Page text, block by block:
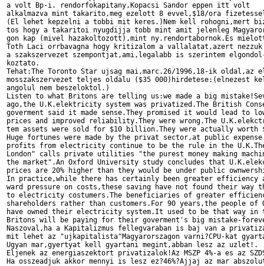
a volt Bp-i. rendorfokapitany,Kopacsi Sandor eppen itt volt
alkalmazva mint takarito,meg ezelott 8 evvel,$18/ora
(El lehet kepzelni a tobbi mit keres.)Nem kell rohogni,mert
tos hogy a takaritoi nyugdijja tobb mint amit jelenleg
gon kap (mivel hazakoltozott),mint ny.rendortabornok.Es
Toth Laci orrbavagna hogy kritizalom a vallalatat,azert nezzuk
a szakszervezet szempontjat,ami,legalabb is szerintem
koztato.
Tehat:The Toronto Star ujsag mai,marc.26/1996,18-ik oldal,az
mosszakszervezet teljes oldalu ($35 000)hirdetese:(elnezest
angolul nem beszeloktol.)
Listen to what Britons are telling us:we made a big
ago,the U.K.elektricity system was privatized.The British
goverment said it made sense.They promised it would lead to
prices and improved reliability.They were wrong.The
tem assets were sold for $10 billion.They were actually
Huge fortunes were made by the privat sector,at public
profits from electricity continue to be the rule in the
London" calls private utilities "the purest money making
the market".An Oxford University study concludes that
prices are 20% higher than they would be under public
In practice,while there has certainly been greater efficiency
ward pressure on costs,these saving have not found their way
to electricity costumers.The beneficiaries of greater
shareholders rather than customers.For 90 years,the people of
have owned their electricity system.It used to be that way in
Britons will be paying for their goverment's big mistake-
Naszoval,ha a Kapitalizmus fellegvaraban is baj van a
mit lehet az "ujkapitalista"Magyarorszagon varni?CPU-kat
Ugyan mar,gyertyat kell gyartani megint,abban lesz az uzlet!.
Eljenek az energiaszektort privatizalok!Az MSZP 4%-a es az
Ha osszeadjuk akkor mennyi is lesz ez?46%?Ajjaj az mar